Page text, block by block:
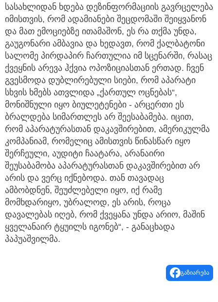
სასახლიდან ხდება დეზინფორმაციის გავრცელება
იმისთვის, რომ ადამიანები შეცდომაში შეიყვანონ
და მათ ემოციებზე ითამაშონ, ეს რა თქმა უნდა,
გაუგონარი ამბავია და ხედავთ, რომ ქალბატონი
სალომე პირდაპირ ჩართულია იმ სცენარში, რასაც
ქვეყნის არევა ჰქვია ოპოზიციასთან ერთად. ჩვენ
გვესმოდა დუბლირებული სიები, რომ აპარატი
სხვის ხმებს ათვლიდა „ქართულ ოცნებას“,
მონიშნული იყო ბიულეტენები - არცერთი ეს
ბრალდება სიმართლეს არ შეესაბამება. იცით,
რომ აპარატურასთან დაკავშირებით, ამერიკულმა
კომპანიამ, რომელიც ამისთვის წინასწარ იყო
შერჩეული, აუდიტი ჩაატარა, არანაირი
შეუსაბამობა აპარატურასთან დაკავშირებით არ
არის და ვერც იქნებოდა. თან თავადაც
ამბობდნენ, შეუძლებელი იყო, იქ რამე
მომხდარიყო, უბრალოდ, ეს არის, როცა
დავალებას იღებ, რომ ქვეყანა უნდა არიო, მაშინ
ყველანაირ ტყუილს იგონებ“, - განაცხადა
პაპუაშვილმა.
გაზიარება